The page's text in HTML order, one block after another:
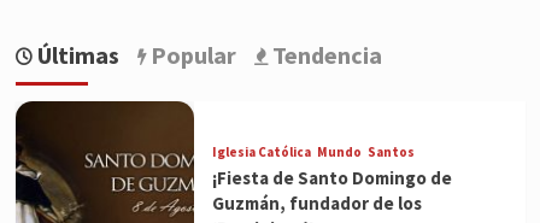
Últimas Popular Tendencia
Iglesia Católica Mundo Santos
¡Fiesta de Santo Domingo de
Guzmán, fundador de los